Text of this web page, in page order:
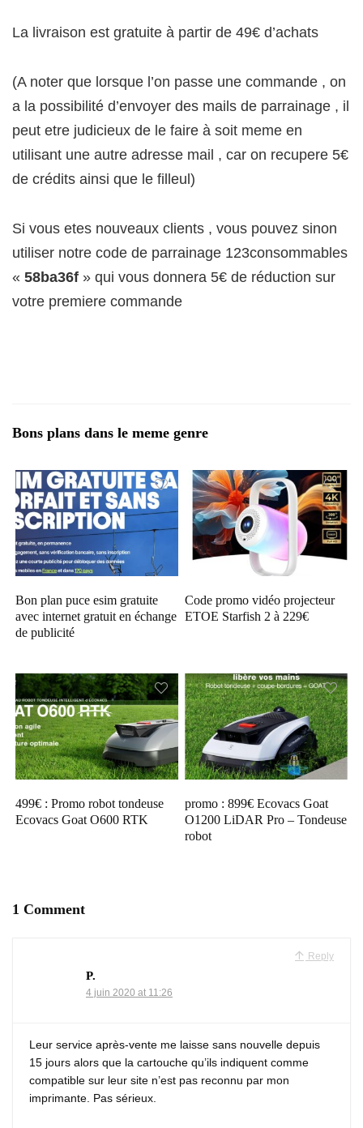
La livraison est gratuite à partir de 49€ d’achats
(A noter que lorsque l’on passe une commande , on
a la possibilité d’envoyer des mails de parrainage , il
peut etre judicieux de le faire à soit meme en
utilisant une autre adresse mail , car on recupere 5€
de crédits ainsi que le filleul)
Si vous etes nouveaux clients , vous pouvez sinon
utiliser notre code de parrainage 123consommables
« 58ba36f » qui vous donnera 5€ de réduction sur
votre premiere commande
Bons plans dans le meme genre
Bon plan puce esim gratuite
avec internet gratuit en échange
de publicité
Code promo vidéo projecteur
ETOE Starfish 2 à 229€
499€ : Promo robot tondeuse
Ecovacs Goat O600 RTK
promo : 899€ Ecovacs Goat
O1200 LiDAR Pro – Tondeuse
robot
1 Comment
Reply
P.
4 juin 2020 at 11:26
Leur service après-vente me laisse sans nouvelle depuis
15 jours alors que la cartouche qu’ils indiquent comme
compatible sur leur site n’est pas reconnu par mon
imprimante. Pas sérieux.